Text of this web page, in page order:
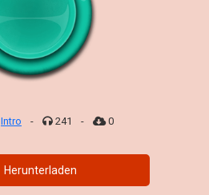
Intro - 241 - 0
Herunterladen